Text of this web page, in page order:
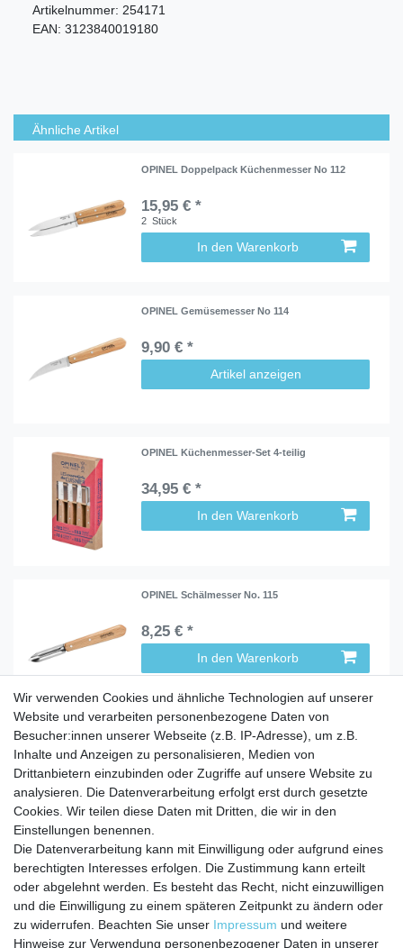
Artikelnummer: 254171
EAN: 3123840019180
Ähnliche Artikel
OPINEL Doppelpack Küchenmesser No 112
15,95 € *
2 Stück
In den Warenkorb
OPINEL Gemüsemesser No 114
9,90 € *
Artikel anzeigen
OPINEL Küchenmesser-Set 4-teilig
34,95 € *
In den Warenkorb
OPINEL Schälmesser No. 115
8,25 € *
In den Warenkorb
Wir verwenden Cookies und ähnliche Technologien auf unserer
Website und verarbeiten personenbezogene Daten von
Besucher:innen unserer Webseite (z.B. IP-Adresse), um z.B.
Inhalte und Anzeigen zu personalisieren, Medien von
Drittanbietern einzubinden oder Zugriffe auf unsere Website zu
analysieren. Die Datenverarbeitung erfolgt erst durch gesetzte
Cookies. Wir teilen diese Daten mit Dritten, die wir in den
Einstellungen benennen.
Die Datenverarbeitung kann mit Einwilligung oder aufgrund eines
berechtigten Interesses erfolgen. Die Zustimmung kann erteilt
oder abgelehnt werden. Es besteht das Recht, nicht einzuwilligen
und die Einwilligung zu einem späteren Zeitpunkt zu ändern oder
zu widerrufen. Beachten Sie unser Impressum und weitere
Hinweise zur Verwendung personenbezogener Daten in unserer
Service
Zahlungarten
Versandkosten
Batterierücknahmeverordnung
Kostenloser Newsletter
E-MAIL **
Newsletter
Honig
Daten­schutz­erklärung